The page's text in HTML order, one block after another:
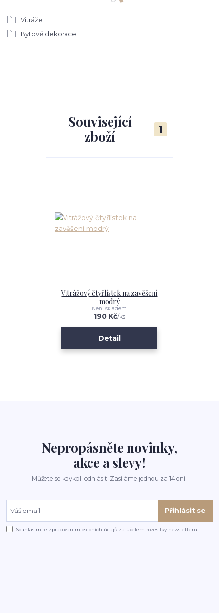
Vitráže
Bytové dekorace
Související
zboží
1
Vitrážový čtyřlístek na zavěšení
modrý
190 Kč/ks
Není skladem
Detail
Nepropásněte novinky,
akce a slevy!
Můžete se kdykoli odhlásit. Zasíláme jednou za 14 dní.
Přihlásit se
Souhlasím se zpracováním osobních údajů za účelem rozesílky newsletteru.